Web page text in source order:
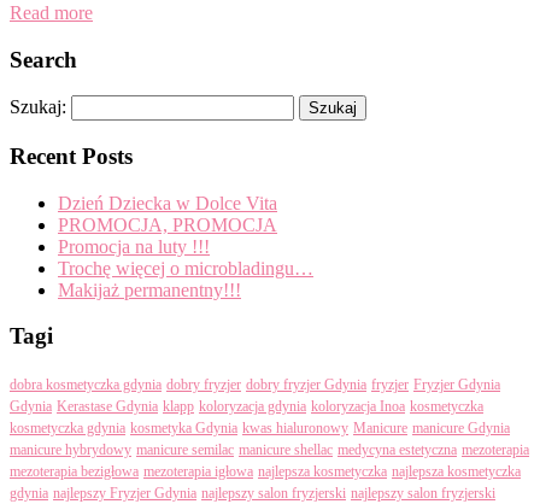
Read more
Search
Szukaj:
Recent Posts
Dzień Dziecka w Dolce Vita
PROMOCJA, PROMOCJA
Promocja na luty !!!
Trochę więcej o microbladingu…
Makijaż permanentny!!!
Tagi
dobra kosmetyczka gdynia dobry fryzjer dobry fryzjer Gdynia fryzjer Fryzjer Gdynia
Gdynia Kerastase Gdynia klapp koloryzacja gdynia koloryzacja Inoa kosmetyczka
kosmetyczka gdynia kosmetyka Gdynia kwas hialuronowy Manicure manicure Gdynia
manicure hybrydowy manicure semilac manicure shellac medycyna estetyczna mezoterapia
mezoterapia bezigłowa mezoterapia igłowa najlepsza kosmetyczka najlepsza kosmetyczka
gdynia najlepszy Fryzjer Gdynia najlepszy salon fryzjerski najlepszy salon fryzjerski